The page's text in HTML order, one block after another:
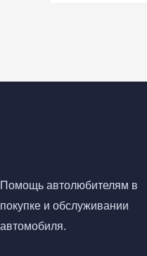
Помощь автолюбителям в
покупке и обслуживании
автомобиля.